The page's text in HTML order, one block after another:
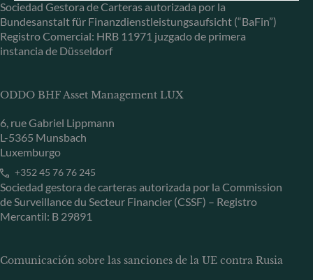
Sociedad Gestora de Carteras autorizada por la
Bundesanstalt für Finanzdienstleistungsaufsicht (“BaFin”)
Registro Comercial: HRB 11971 juzgado de primera
instancia de Düsseldorf
ODDO BHF Asset Management LUX
6, rue Gabriel Lippmann
L-5365 Munsbach
Luxemburgo
+352 45 76 76 245
Sociedad gestora de carteras autorizada por la Commission
de Surveillance du Secteur Financier (CSSF) – Registro
Mercantil: B 29891
Comunicación sobre las sanciones de la UE contra Rusia